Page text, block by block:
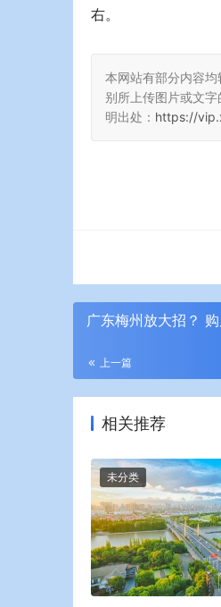
右。
本网站有部分内容
别所上传图片或文
明出处： https://
广东梅州放大招？
上一篇
相关推荐
未分类